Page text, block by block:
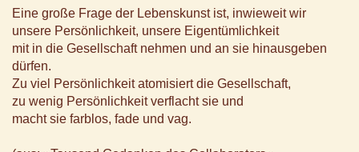
Eine große Frage der Lebenskunst ist, inwieweit wir
unsere Persönlichkeit, unsere Eigentümlichkeit
mit in die Gesellschaft nehmen und an sie hinausgeben
dürfen.
Zu viel Persönlichkeit atomisiert die Gesellschaft,
zu wenig Persönlichkeit verflacht sie und
macht sie farblos, fade und vag.